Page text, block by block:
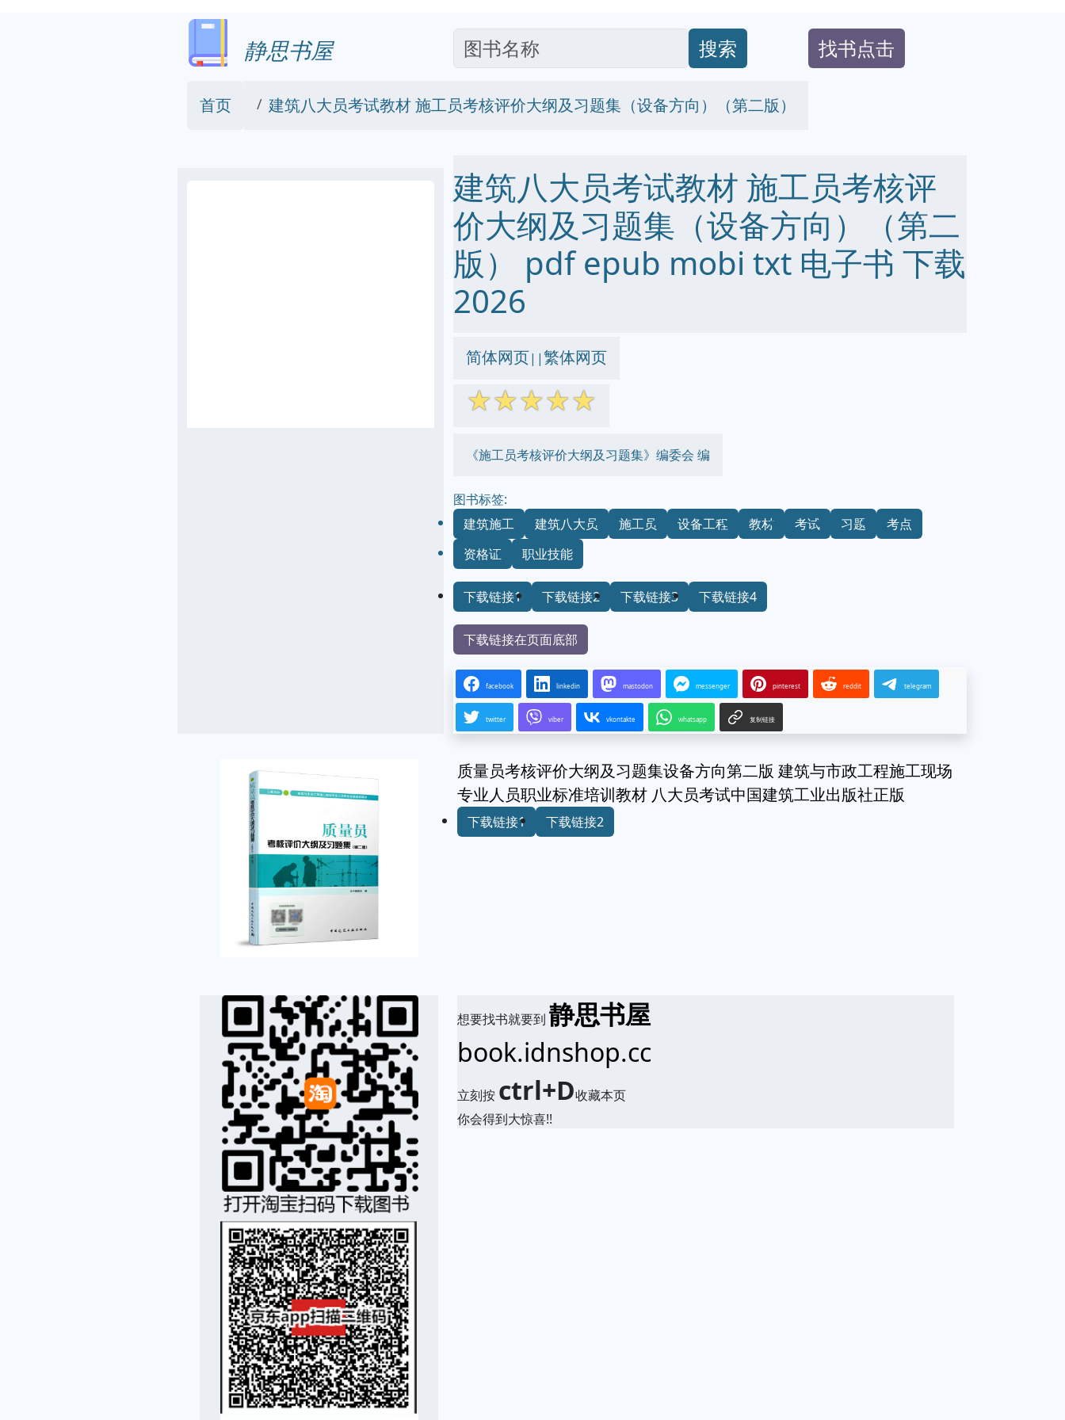
静思书屋 搜索 找书点击
首页 建筑八大员考试教材 施工员考核评价大纲及习题集（设备方向）（第二版）
建筑八大员考试教材 施工员考核评
价大纲及习题集（设备方向）（第二
版） pdf epub mobi txt 电子书 下载
2026
简体网页||繁体网页
☆☆☆☆☆
《施工员考核评价大纲及习题集》编委会 编
图书标签:
建筑施工
建筑八大员 施工员 设备工程 教材 考试 习题
考点
资格证
职业技能
下载链接1 下载链接2 下载链接3 下载链接4
下载链接在页面底部
facebook linkedin mastodon messenger pinterest reddit telegram
twitter viber vkontakte whatsapp 复制链接
质量员考核评价大纲及习题集设备方向第二版 建筑与市政工程施工现场
专业人员职业标准培训教材 八大员考试中国建筑工业出版社正版
下载链接1 下载链接2
想要找书就要到静思书屋
book.idnshop.cc
立刻按 ctrl+D收藏本页
你会得到大惊喜!!